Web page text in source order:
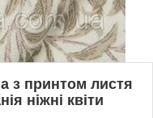
з принтом листя
ніжні квіти